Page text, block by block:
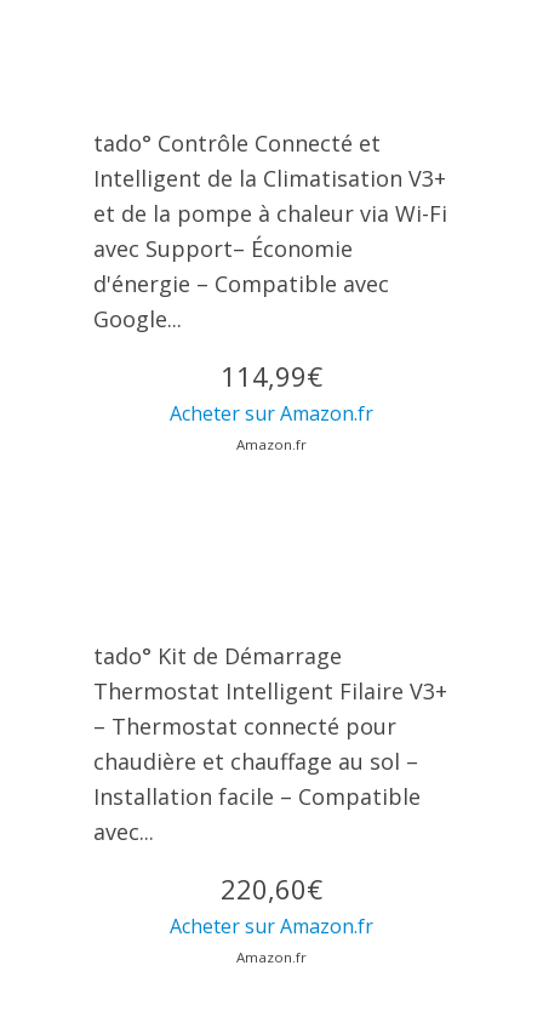
tado° Contrôle Connecté et
Intelligent de la Climatisation V3+
et de la pompe à chaleur via Wi-Fi
avec Support– Économie
d'énergie – Compatible avec
Google...
114,99€
Acheter sur Amazon.fr
Amazon.fr
tado° Kit de Démarrage
Thermostat Intelligent Filaire V3+
– Thermostat connecté pour
chaudière et chauffage au sol –
Installation facile – Compatible
avec...
220,60€
Acheter sur Amazon.fr
Amazon.fr